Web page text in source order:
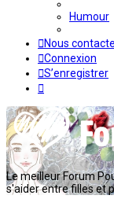
Humour
Nous
Connexion
S’enregistrer
Le meilleur Forum
s'aider entre filles et